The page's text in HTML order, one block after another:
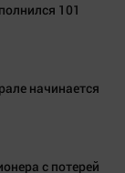
101
начинается
с потерей